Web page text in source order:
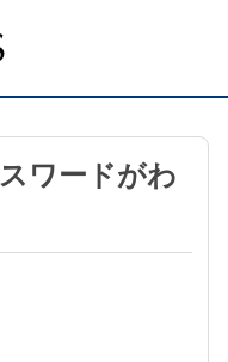
ワードがわ